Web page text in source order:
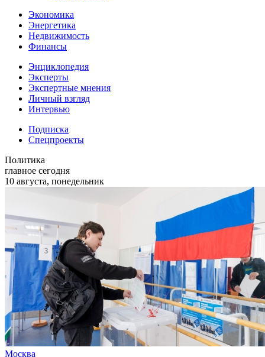
Экономика
Энергетика
Недвижимость
Финансы
Энциклопедия
Эксперты
Экспертные мнения
Личный взгляд
Интервью
Подписка
Спецпроекты
Политика
главное сегодня
10 августа, понедельник
Москва